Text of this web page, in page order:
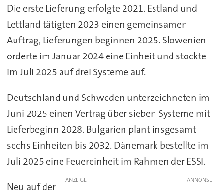
Die erste Lieferung erfolgte 2021. Estland und
Lettland tätigten 2023 einen gemeinsamen
Auftrag, Lieferungen beginnen 2025. Slowenien
orderte im Januar 2024 eine Einheit und stockte
im Juli 2025 auf drei Systeme auf.
Deutschland und Schweden unterzeichneten im
Juni 2025 einen Vertrag über sieben Systeme mit
Lieferbeginn 2028. Bulgarien plant insgesamt
sechs Einheiten bis 2032. Dänemark bestellte im
Juli 2025 eine Feuereinheit im Rahmen der ESSI.
ANZEIGE
Neu auf der